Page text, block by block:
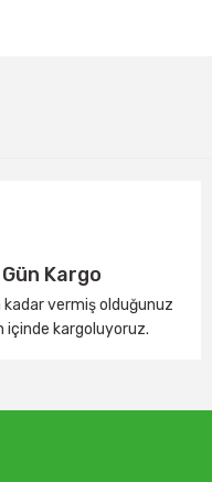
Gün Kargo
vermiş olduğunuz
içinde kargoluyoruz.